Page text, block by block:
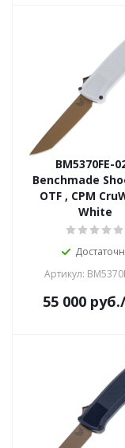
BM5370FE-
Benchmade
OTF , CPM
White
Артикул:
55 000 руб.